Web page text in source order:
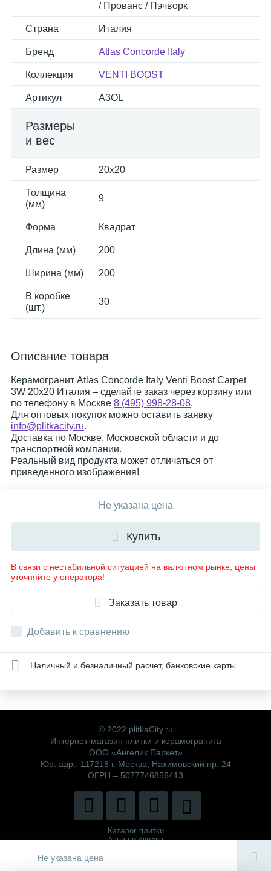
/ Прованс / Пэчворк
Страна Италия
Бренд Atlas Concorde Italy
Коллекция VENTI BOOST
Артикул A3OL
Размеры
и вес
Размер 20x20
Толщина
(мм)
9
Форма Квадрат
Длина (мм) 200
Ширина (мм) 200
В коробке
(шт.)
30
Описание товара
Керамогранит Atlas Concorde Italy Venti Boost Carpet
3W 20x20 Италия – сделайте заказ через корзину или
по телефону в Москве 8 (495) 998-28-08.
Для оптовых покупок можно оставить заявку
info@plitkacity.ru.
Доставка по Москве, Московской области и до
транспортной компании.
Реальный вид продукта может отличаться от
приведенного изображения!
Не указана цена
Не указана цена
Купить
В связи с нестабильной ситуацией на валютном рынке, цены
уточняйте у оператора!
Заказать товар
Добавить к сравнению
Наличный и безналичный расчет, банковские карты
© 2022 plitkaCity.ru
Интернет-магазин плитки и керамогранита
ООО «Ангелик Паркет»
Юр. адр.: 117218 г. Москва, Нахимовский пр. 24
ОГРН – 5077746856413
Каталог плитки
Акции и скидки